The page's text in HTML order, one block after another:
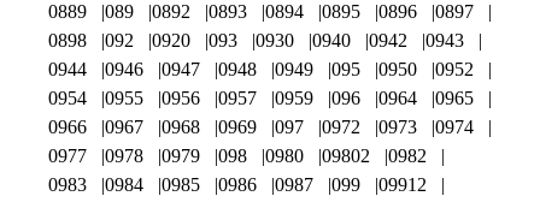
0889
089 0892 0893 0894 0895 0896
0897
0898
092 0920 093 0930 0940 0942
0943
0944
0946 0947 0948 0949 095 0950
0952
0954
0955 0956 0957 0959 096 0964
0965
0966
0967 0968 0969 097 0972 0973
0974
0977
0978 0979 098 0980 09802
0982
0983
0984 0985 0986 0987 099
09912